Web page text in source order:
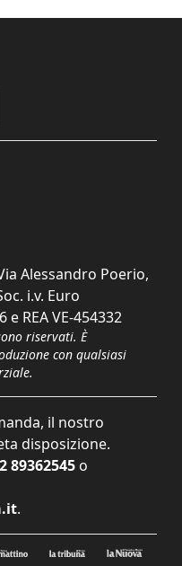
Alessandro Poerio,
i.v. Euro
e REA VE-454332
riservati. È
con qualsiasi
il nostro
disposizione.
89362545 o
.